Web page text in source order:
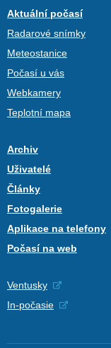
Aktuální počasí
Radarové snímky
Meteostanice
Počasí u vás
Webkamery
Teplotní mapa
Archiv
Uživatelé
Články
Fotogalerie
Aplikace na telefony
Počasí na web
Ventusky
In-počasie